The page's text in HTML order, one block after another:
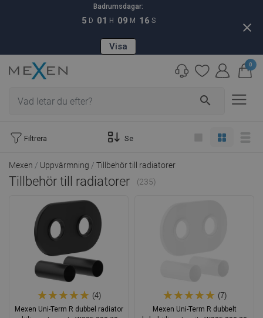
Badrumsdagar:
5 D 01 H 09 M 15 S
Visa
close
search
0
Filtrera Se
Mexen Uppvärmning Tillbehör till radiatorer
Tillbehör till radiatorer (235)
(4)
Mexen Uni-Term R dubbel radiator
(7)
Mexen Uni-Term R dubbelt